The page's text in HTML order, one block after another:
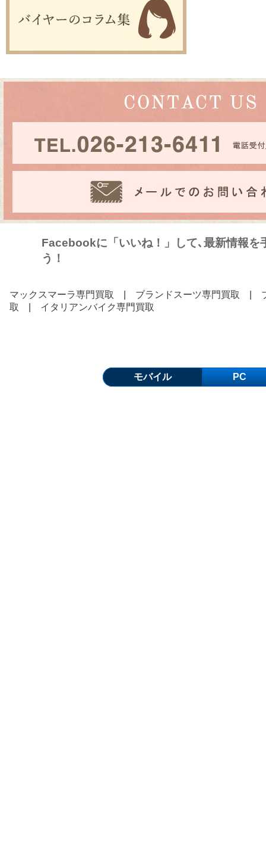
Facebookに「いいね！」して､最新情報を
う！
マックスマーラ専門買取 ブランドスーツ専門買取
取
イタリアンバイク専門買取
モバイル PC